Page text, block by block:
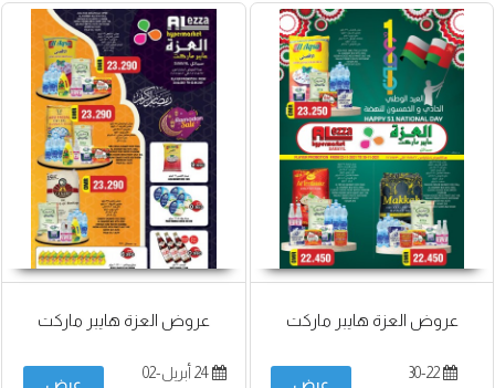
أبريل
2022
عروض العزة هايبر ماركت
30-22
عروض العزة هايبر ماركت
24 أبريل-02